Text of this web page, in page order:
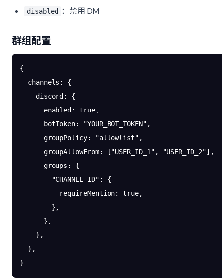
disabled ：禁用 DM
群组配置
{
  channels
: {
    discord
: {
      enabled
: true,
      botToken
: "YOUR_BOT_TOKEN" ,
      groupPolicy
: "allowlist" ,
      groupAllowFrom
: [ "USER_ID_1" , "USER_ID_2"],
      groups
: {
        "CHANNEL_ID"
: {
          requireMention
: true,
        },
      },
    },
  },
}